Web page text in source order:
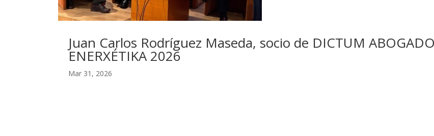
Juan Carlos Rodríguez Maseda, socio de DICTUM
ENERXÉTIKA 2026
Mar 31, 2026